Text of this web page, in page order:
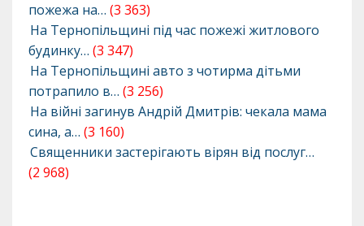
пожежа на… (3 363)
На Тернопільщині під час пожежі житлового
будинку… (3 347)
На Тернопільщині авто з чотирма дітьми
потрапило в… (3 256)
На війні загинув Андрій Дмитрів: чекала мама
сина, а… (3 160)
Священники застерігають вірян від послуг…
(2 968)